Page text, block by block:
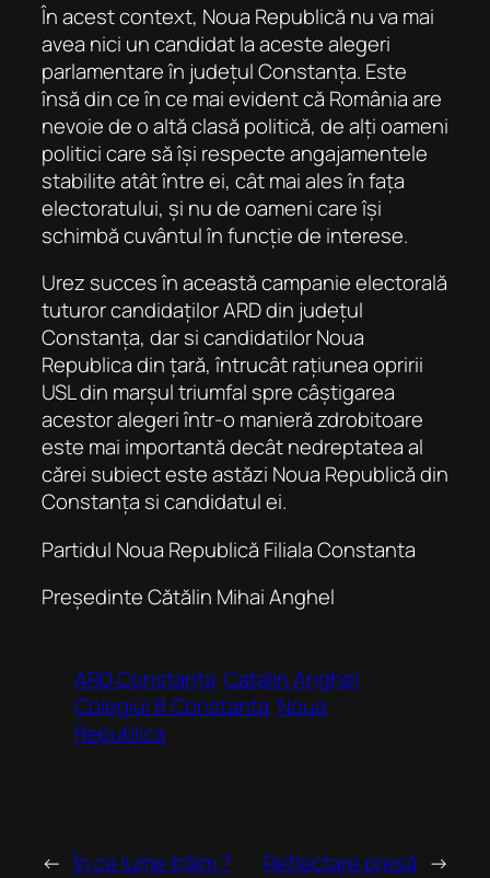
În acest context, Noua Republică nu va mai
avea nici un candidat la aceste alegeri
parlamentare în județul Constanța. Este
însă din ce în ce mai evident că România are
nevoie de o altă clasă politică, de alți oameni
politici care să își respecte angajamentele
stabilite atât între ei, cât mai ales în fața
electoratului, și nu de oameni care își
schimbă cuvântul în funcție de interese.
Urez succes în această campanie electorală
tuturor candidaților ARD din județul
Constanța, dar si candidatilor Noua
Republica din țară, întrucât rațiunea opririi
USL din marșul triumfal spre câștigarea
acestor alegeri într-o manieră zdrobitoare
este mai importantă decât nedreptatea al
cărei subiect este astăzi Noua Republică din
Constanța si candidatul ei.
Partidul Noua Republică Filiala Constanta
Președinte Cătălin Mihai Anghel
ARD Constanța Catalin Anghel
Colegiul 8 Constanta Noua
Republica
← În ce lume trăim ? Reflectare presă →